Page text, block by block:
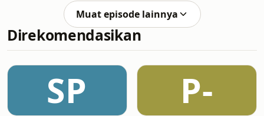
orang-orang yang
menyimpan rahasia yang sangat
besar? Kali ini kami akan
membacakan legenda dari
IndonesiaKaya.com tentang Bujang
terbuang. Akankah ia bertemu
dengan sang ayahanda? Langsung
saja mainkan!
Muat episode lainnya
Direkomendasikan
SP P-